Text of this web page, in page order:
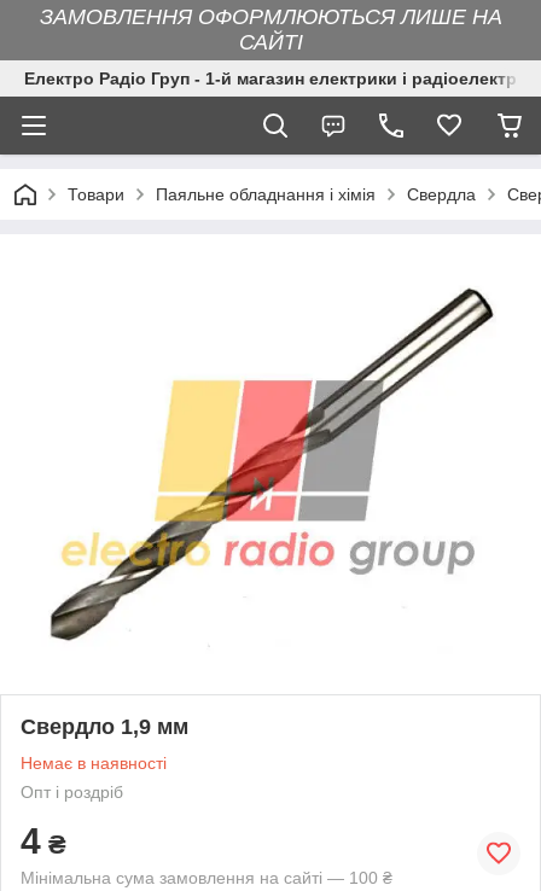
ЗАМОВЛЕННЯ ОФОРМЛЮЮТЬСЯ ЛИШЕ НА
САЙТІ
Електро Радіо Груп - 1-й магазин електрики і
Товари Паяльне обладнання і хімія Свердла
Свердло 1,9 мм
Немає в наявності
Опт і роздріб
4 ₴
Мінімальна сума замовлення на сайті — 100 ₴